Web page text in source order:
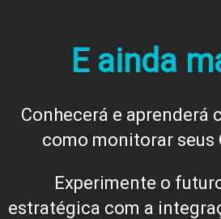
E ainda
Conhecerá e aprenderá
como monitorar seus
Experimente o
estratégica com a